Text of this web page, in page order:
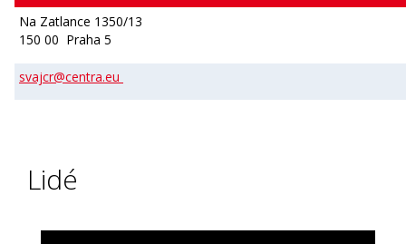
Na Zatlance 1350/13
150 00 Praha 5
svajcr@centra.eu
Lidé